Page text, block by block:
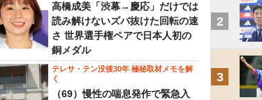
高橋成美「渋幕→慶応」だけでは
読み解けないズバ抜けた回転の速
さ 世界選手権ペアで日本人初の
銅メダル
テレサ・テン没後30年 極秘取材メモを解
く
（69）慢性の喘息発作で緊急入
2
3